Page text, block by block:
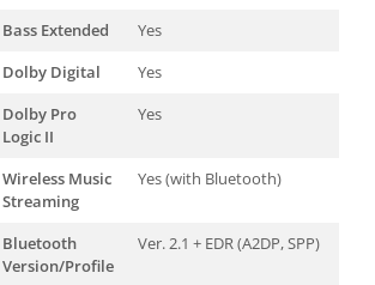
Bass Extended
Yes
Dolby Digital
Yes
Dolby Pro
Logic II
Yes
Wireless Music
Streaming
Yes (with Bluetooth)
Bluetooth
Version/Profile
Ver. 2.1 + EDR (A2DP, SPP)